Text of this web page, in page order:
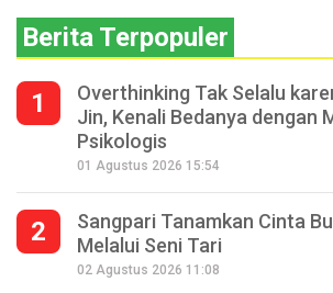
Berita Terpopuler
1
Overthinking Tak Selalu
Jin, Kenali Bedanya dengan
Psikologis
01 Agustus 2026 15:54
2
Sangpari Tanamkan Cinta
Melalui Seni Tari
02 Agustus 2026 11:08